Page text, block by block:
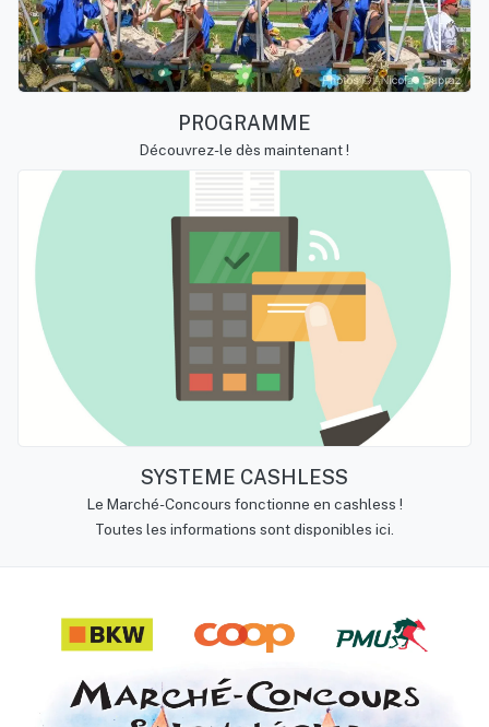
PROGRAMME
Découvrez-le dès maintenant !
SYSTEME CASHLESS
Le Marché-Concours fonctionne en cashless !
Toutes les informations sont disponibles ici.